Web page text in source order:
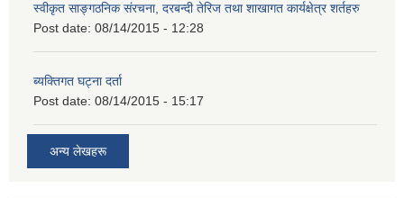
स्वीकृत साङ्गठनिक संरचना, दरबन्दी तेरिज तथा शाखागत कार्यक्षेत्र शर्तहरु
Post date: 08/14/2015 - 12:28
ब्यक्तिगत घट्ना दर्ता
Post date: 08/14/2015 - 15:17
अन्य लेखहरू